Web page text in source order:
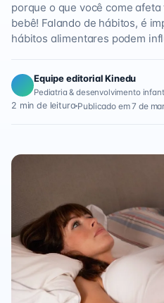
porque o que você come
bebê! Falando de hábitos, é
hábitos alimentares podem
Equipe editorial Kinedu
Pediatria & desenvolvimento
2 min de leitura Publicado em 7 de